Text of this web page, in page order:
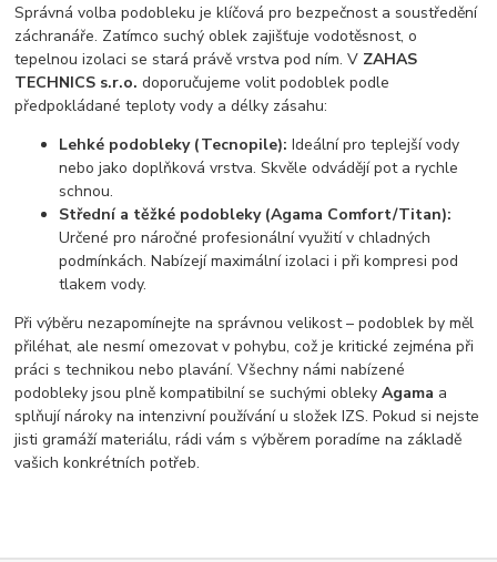
Správná volba podobleku je klíčová pro bezpečnost a soustředění
záchranáře. Zatímco suchý oblek zajišťuje vodotěsnost, o
tepelnou izolaci se stará právě vrstva pod ním. V ZAHAS
TECHNICS s.r.o. doporučujeme volit podoblek podle
předpokládané teploty vody a délky zásahu:
Lehké podobleky (Tecnopile): Ideální pro teplejší vody
nebo jako doplňková vrstva. Skvěle odvádějí pot a rychle
schnou.
Střední a těžké podobleky (Agama Comfort/Titan):
Určené pro náročné profesionální využití v chladných
podmínkách. Nabízejí maximální izolaci i při kompresi pod
tlakem vody.
Při výběru nezapomínejte na správnou velikost – podoblek by měl
přiléhat, ale nesmí omezovat v pohybu, což je kritické zejména při
práci s technikou nebo plavání. Všechny námi nabízené
podobleky jsou plně kompatibilní se suchými oblekyAgama a
splňují nároky na intenzivní používání u složek IZS. Pokud si nejste
jisti gramáží materiálu, rádi vám s výběrem poradíme na základě
vašich konkrétních potřeb.